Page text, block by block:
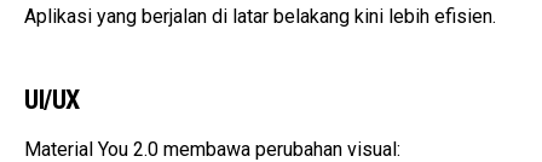
Aplikasi yang berjalan di latar belakang kini lebih efisien.
UI/UX
Material You 2.0 membawa perubahan visual: